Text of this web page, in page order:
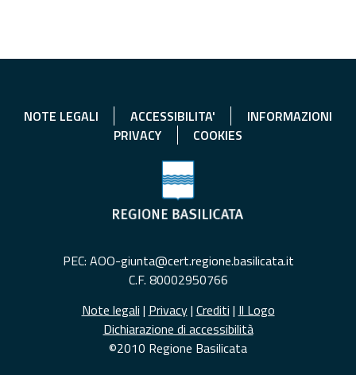
NOTE LEGALI ACCESSIBILITA'
INFORMAZIONI
PRIVACY
COOKIES
PEC: AOO-giunta@cert.regione.basilicata.it
C.F. 80002950766
Note legali | Privacy| Crediti | Il Logo
Dichiarazione di accessibilità
©2010 Regione Basilicata